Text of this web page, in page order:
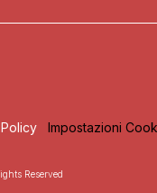
Impostazioni
Reserved